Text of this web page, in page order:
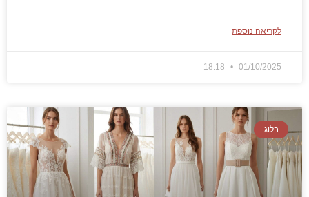
לקריאה נוספת
01/10/2025
בלוג